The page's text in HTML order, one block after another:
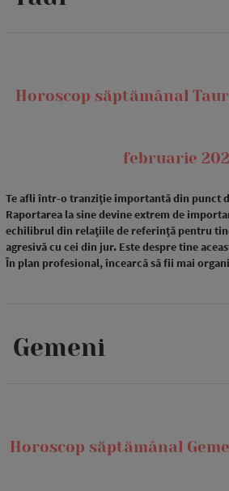
Horoscop săptămânal
februarie
Te afli într-o tranziție importantă din punct
Raportarea la sine devine extrem de
echilibrul din relațiile de referință pentru
agresivă cu cei din jur. Este despre tine
În plan profesional, încearcă să fii mai
Gemeni
Horoscop săptămânal